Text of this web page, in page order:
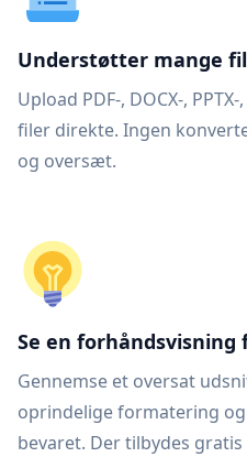
Understøtter mange
Upload PDF-, DOCX-, PPTX-,
filer direkte. Ingen
og oversæt.
Se en forhåndsvisning
Gennemse et oversat
oprindelige formatering
bevaret. Der tilbydes